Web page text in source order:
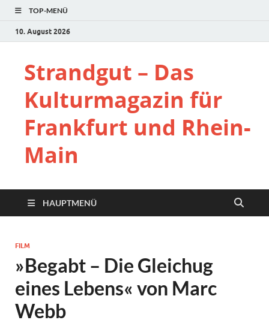
TOP-MENÜ
10. August 2026
Strandgut – Das
Kulturmagazin für
Frankfurt und Rhein-
Main
HAUPTMENÜ
FILM
»Begabt – Die Gleichug
eines Lebens« von Marc
Webb